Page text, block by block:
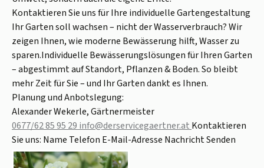
Kontaktieren Sie uns für Ihre individuelle Gartengestaltung
Ihr Garten soll wachsen – nicht der Wasserverbrauch? Wir
zeigen Ihnen, wie moderne Bewässerung hilft, Wasser zu
sparen.Individuelle Bewässerungslösungen für Ihren Garten
– abgestimmt auf Standort, Pflanzen & Boden. So bleibt
mehr Zeit für Sie – und Ihr Garten dankt es Ihnen.
Planung und Anbotslegung:
Alexander Wekerle, Gärtnermeister
0677/62 85 95 29 info@derservicegaertner.at Kontaktieren
Sie uns: Name Telefon E-Mail-Adresse Nachricht Senden